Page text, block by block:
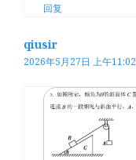
回复
qiusir
2026年5月27日 上午11:02